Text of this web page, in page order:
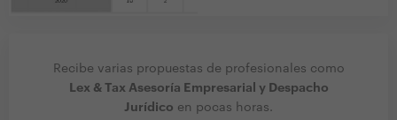
Recibe varias propuestas de profesionales como
Lex & Tax Asesoría Empresarial y Despacho
Jurídico en pocas horas.